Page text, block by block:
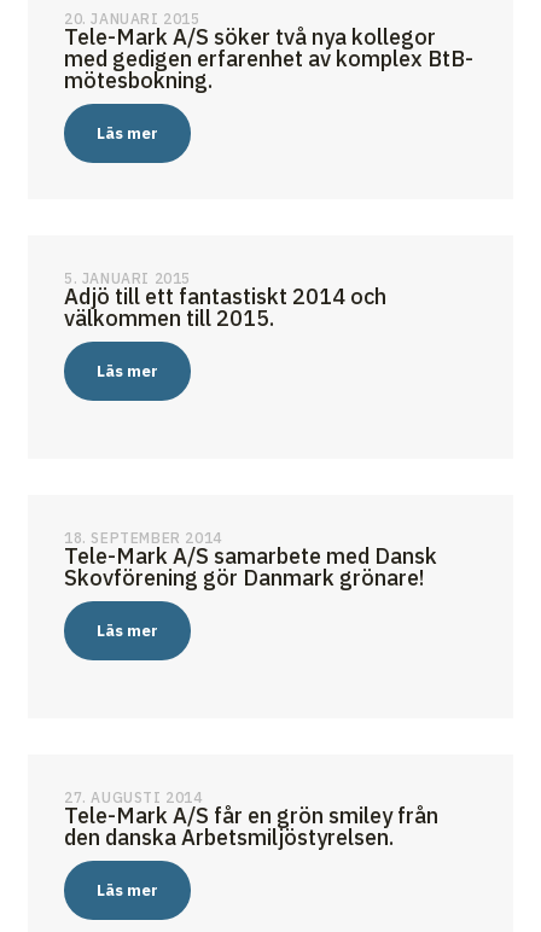
20. JANUARI 2015
Tele-Mark A/S söker två nya kollegor
med gedigen erfarenhet av komplex BtB-
mötesbokning.
Läs mer
5. JANUARI 2015
Adjö till ett fantastiskt 2014 och
välkommen till 2015.
Läs mer
18. SEPTEMBER 2014
Tele-Mark A/S samarbete med Dansk
Skovförening gör Danmark grönare!
Läs mer
27. AUGUSTI 2014
Tele-Mark A/S får en grön smiley från
den danska Arbetsmiljöstyrelsen.
Läs mer